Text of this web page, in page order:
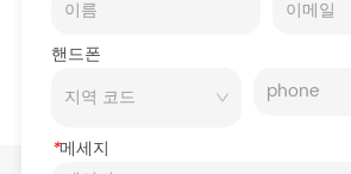
핸드폰
*메세지